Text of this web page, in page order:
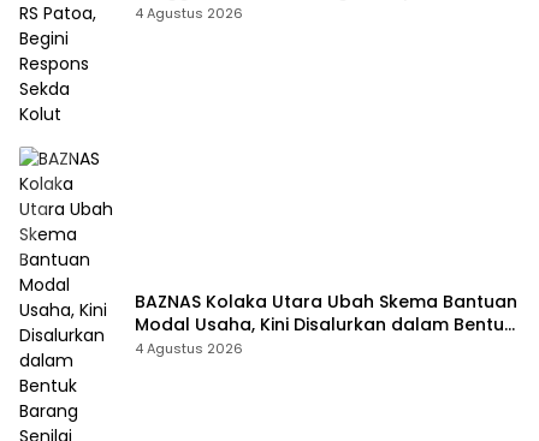
Kolut
4 Agustus 2026
BAZNAS Kolaka Utara Ubah Skema Bantuan
Modal Usaha, Kini Disalurkan dalam Bentuk
Barang Senilai Rp419,5 Juta
4 Agustus 2026